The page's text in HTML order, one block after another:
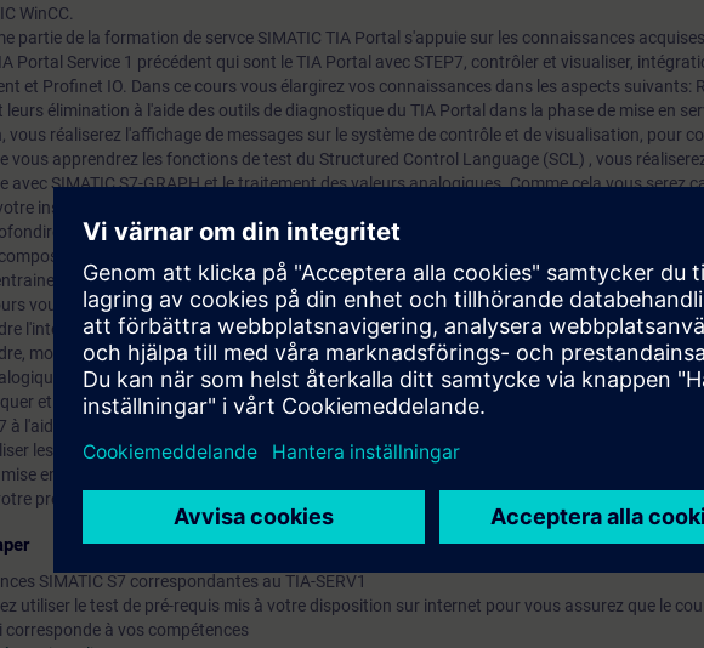
WinCC.
partie de la formation de servce SIMATIC TIA Portal s'appuie sur les connaissances
Portal Service 1 précédent qui sont le TIA Portal avec STEP7, contrôler et visualiser,
et Profinet IO. Dans ce cours vous élargirez vos connaissances dans les aspects suivants:
leurs élimination à l'aide des outils de diagnostique du TIA Portal dans la phase de mise en
vous réaliserez l'affichage de messages sur le système de contrôle et de visualisation, pour
vous apprendrez les fonctions de test du Structured Control Language (SCL) , vous
avec SIMATIC S7-GRAPH et le traitement des valeurs analogiques. Comme cela vous serez
installation à de nouvelles exigences et ainsi diminuer les temps d'arrêt
les connaissances théoriques apprises par des exercices orientés pratiques sur un
d'un système d'automatisation SIMATIC S7-1500, une périphérie décentralisée ET
et une maquette.
vous serez en mesure de:
l'interopérabilité des composants TIA
modifier et étendre des programme STEP 7 aussi avec des chaînes séquentielles et du
et éliminer les erreurs Hardware et Software de façon systématique dans le système
à l'aide des outils de diagnostique de la plateforme d'ingénierie TIA Portal
les fonctions de test du Structured Control Language (SCL)
en service de composants TIA de manière ponctuelle
projet WinCC par des petites modifications et extensions aux nouvelles exigences.
SIMATIC S7 correspondantes au TIA-SERV1
utiliser le test de pré-requis mis à votre disposition sur internet pour vous assurez que le
corresponde à vos compétences